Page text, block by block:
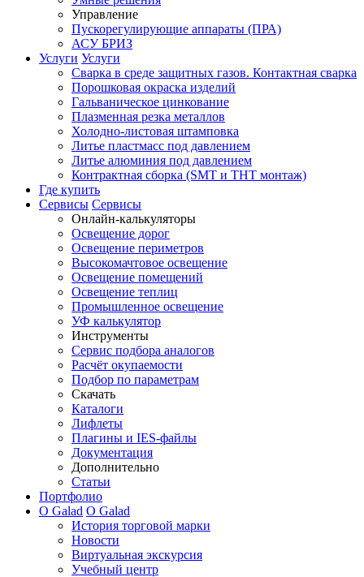
Управление
Пускорегулирующие аппараты (ПРА)
АСУ БРИЗ
Услуги Услуги
Сварка в среде защитных газов. Контактная сварка
Порошковая окраска изделий
Гальваническое цинкование
Плазменная резка металлов
Холодно-листовая штамповка
Литье пластмасс под давлением
Литье алюминия под давлением
Контрактная сборка (SMT и THT монтаж)
Где купить
Сервисы Сервисы
Онлайн-калькуляторы
Освещение дорог
Освещение периметров
Высокомачтовое освещение
Освещение помещений
Освещение теплиц
Промышленное освещение
УФ калькулятор
Инструменты
Сервис подбора аналогов
Расчёт окупаемости
Подбор по параметрам
Скачать
Каталоги
Лифлеты
Плагины и IES-файлы
Документация
Дополнительно
Статьи
Портфолио
О Galad О Galad
История торговой марки
Новости
Виртуальная экскурсия
Учебный центр